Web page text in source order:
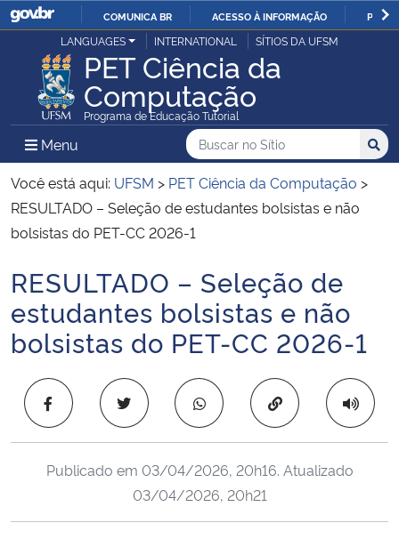
IR
PARA
O
CONTEÚDO
COMUNICA BR ACESSO À INFORMAÇÃO
Ministério da Justiça e Segurança Pública
Ministério da Defesa
Ministério das Relações Exteriores
Ministério da Economia
Ministério da Infraestrutura
Ministério da Agricultura, Pecuária e Abastecimento
Ministério da Cidadania
LANGUAGES INTERNATIONAL SÍTIOS DA UFSM
PET Ciência da
Computação
Programa de Educação Tutorial
Menu Menu Principal do Sítio
Busca
Buscar no no Sítio
Busca:
Você está aqui: UFSM > PET Ciência da Computação >
RESULTADO – Seleção de estudantes bolsistas e não
bolsistas do PET-CC 2026-1
Início do conteúdo
RESULTADO – Seleção de
estudantes bolsistas e não
bolsistas do PET-CC 2026-1
Copiar para área
Publicado em 03/04/2026, 20h16. Atualizado
03/04/2026, 20h21